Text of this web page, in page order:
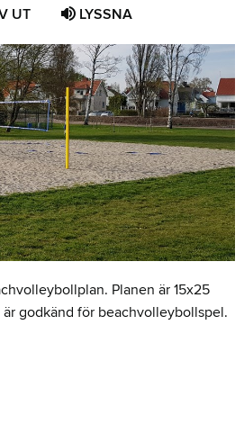
UT LYSSNA
Planen är 15x25
godkänd för beachvolleybollspel.